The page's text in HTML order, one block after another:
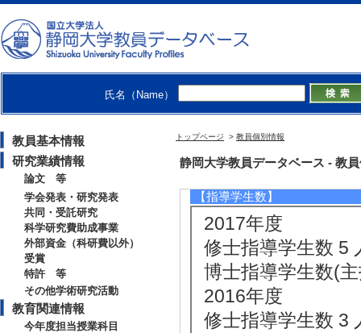
氏名（Name）
教員基本情報
研究業績情報
論文 等
学会発表・研究発表
共同・受託研究
科学研究費助成事業
外部資金（科研費以外）
受賞
特許 等
その他学術研究活動
教育関連情報
今年度担当授業科目
トップページ > 教員個別情報
静岡大学教員データベース - 教
[備考] 副担当
[3]. 大学院科目(修
[備考] 副担当
[4]. 学部専門科目
[5]. 大学院科目(修
[備考] 副担当
【指導学生数】
2017年度
修士指導学生数 5
博士指導学生数(
2016年度
修士指導学生数 3